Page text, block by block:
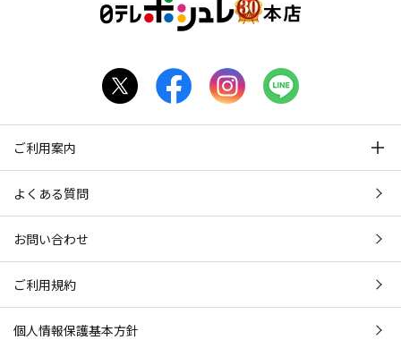
ご利用案内
よくある質問
お問い合わせ
ご利用規約
個人情報保護基本方針